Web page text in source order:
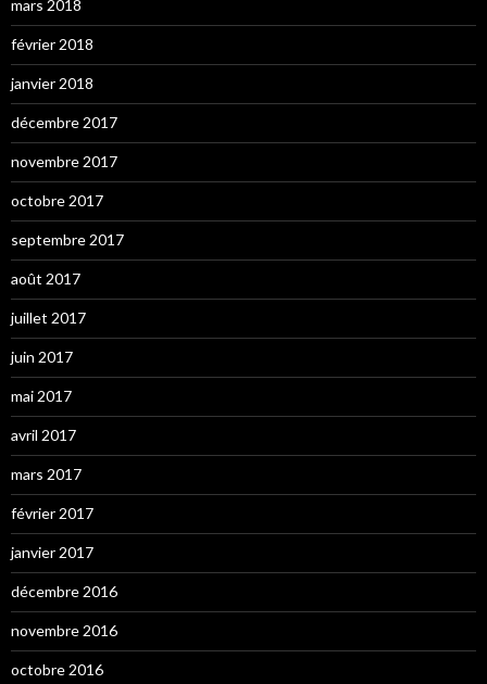
mars 2018
février 2018
janvier 2018
décembre 2017
novembre 2017
octobre 2017
septembre 2017
août 2017
juillet 2017
juin 2017
mai 2017
avril 2017
mars 2017
février 2017
janvier 2017
décembre 2016
novembre 2016
octobre 2016